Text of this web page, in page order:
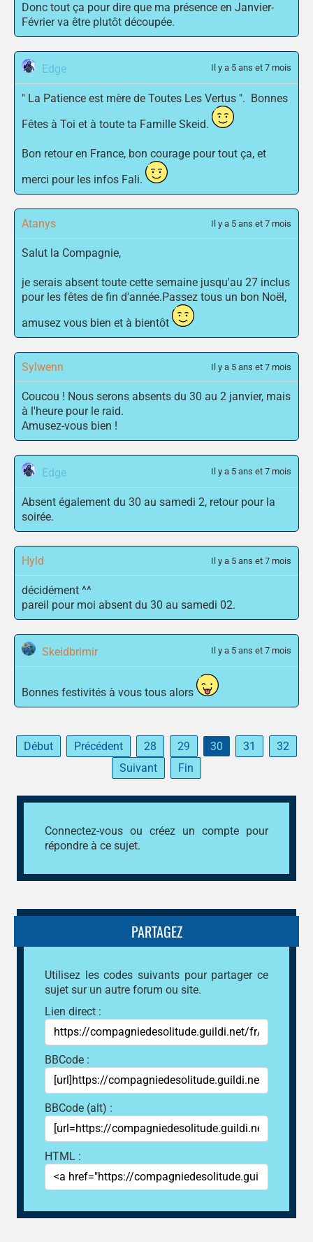
Donc tout ça pour dire que ma présence en Janvier-
Février va être plutôt découpée.
Edge Il y a 5 ans et 7 mois
" La Patience est mère de Toutes Les Vertus ". Bonnes
Fêtes à Toi et à toute ta Famille Skeid.
Bon retour en France, bon courage pour tout ça, et
merci pour les infos Fali.
Atanys Il y a 5 ans et 7 mois
Salut la Compagnie,
je serais absent toute cette semaine jusqu'au 27 inclus
pour les fêtes de fin d'année.Passez tous un bon Noël,
amusez vous bien et à bientôt
Sylwenn Il y a 5 ans et 7 mois
Coucou ! Nous serons absents du 30 au 2 janvier, mais
à l'heure pour le raid.
Amusez-vous bien !
Edge Il y a 5 ans et 7 mois
Absent également du 30 au samedi 2, retour pour la
soirée.
Hyld Il y a 5 ans et 7 mois
décidément ^^
pareil pour moi absent du 30 au samedi 02.
Skeidbrimir Il y a 5 ans et 7 mois
Bonnes festivités à vous tous alors
Début Précédent 28 29 30 31
32
Suivant
Fin
Connectez-vous oucréez un comptepour
répondre à ce sujet.
PARTAGEZ
Utilisez les codes suivants pour partager ce
sujet sur un autre forum ou site.
Lien direct :
BBCode :
BBCode (alt) :
HTML :